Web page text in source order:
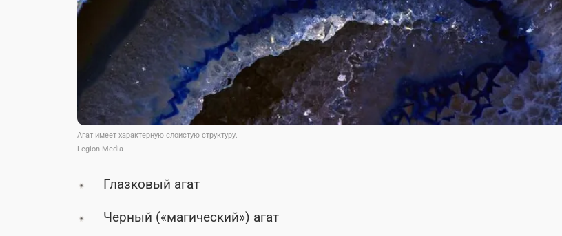
Агат имеет характерную слоистую структуру.
Legion-Media
Глазковый агат
Черный («магический») агат